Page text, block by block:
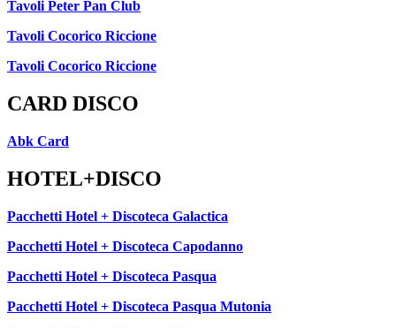
Tavoli Peter Pan Club
Tavoli Cocorico Riccione
Tavoli Cocorico Riccione
CARD DISCO
Abk Card
HOTEL+DISCO
Pacchetti Hotel + Discoteca Galactica
Pacchetti Hotel + Discoteca Capodanno
Pacchetti Hotel + Discoteca Pasqua
Pacchetti Hotel + Discoteca Pasqua Mutonia